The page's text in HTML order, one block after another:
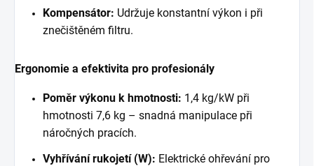
Kompensátor: Udržuje konstantní výkon i při
znečištěném filtru.
Ergonomie a efektivita pro profesionály
Poměr výkonu k hmotnosti: 1,4 kg/kW při
hmotnosti 7,6 kg – snadná manipulace při
náročných pracích.
Vyhřívání rukojetí (W): Elektrické ohřevání pro